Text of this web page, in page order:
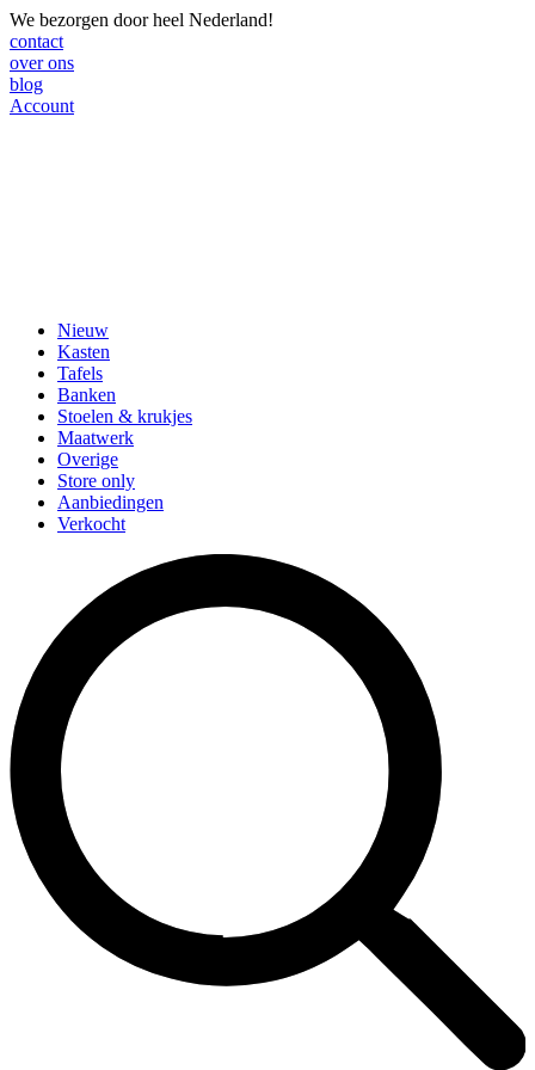
We bezorgen door heel Nederland!
contact
over ons
blog
Account
Nieuw
Kasten
Tafels
Banken
Stoelen & krukjes
Maatwerk
Overige
Store only
Aanbiedingen
Verkocht